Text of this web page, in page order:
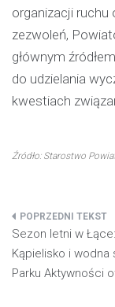
organizacji ruchu
zezwoleń,
głównym
do udzielania
kwestiach
Źródło: Starostwo
Nawigacja
wpisu
Sezon letni w Łące:
Kąpielisko i wodna
Parku Aktywności